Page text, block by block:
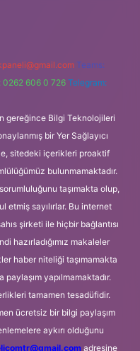
Teams:
0262 606 0 726 Telegram:
gereğince Bilgi Teknolojileri
bir Yer Sağlayıcı
sitedeki içerikleri proaktif
bulunmamaktadır.
taşımakta olup,
etmiş sayılırlar. Bu internet
şirketi ile hiçbir bağlantısı
hazırladığımız makaleler
haber niteliği taşımamakta
yapılmamaktadır.
tamamen tesadüfidir.
ücretsiz bir bilgi paylaşım
aykırı olduğunu
adresine